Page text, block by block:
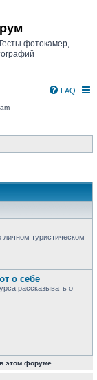
фотокамер,
FAQ
личном туристическом
о себе
рассказывать о
этом форуме.